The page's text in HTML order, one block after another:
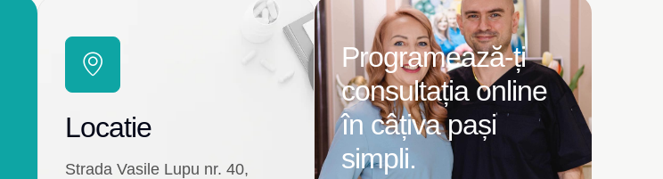
Locatie
Strada Vasile Lupu nr. 40,
Programează-ți
consultația online
în câțiva pași
simpli.